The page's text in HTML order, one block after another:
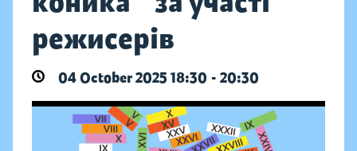
режисерів
04 October 2025 18:30 - 20:30